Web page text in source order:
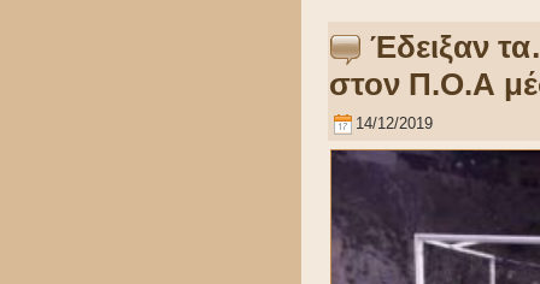
Έδειξαν
στον Π.Ο.Α
14/12/2019